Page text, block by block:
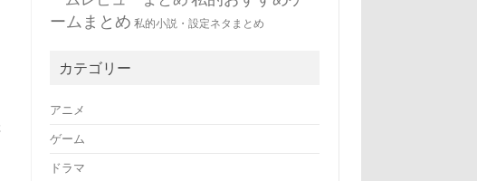
ームまとめ 私的小説・設定ネタまとめ
カテゴリー
アニメ
ゲーム
ドラマ